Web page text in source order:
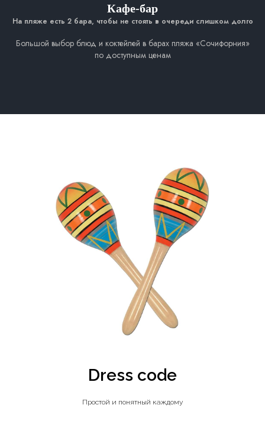
Кафе-бар
На пляже есть 2 бара, чтобы не стоять в очереди слишком долго
Большой выбор блюд и коктейлей в барах пляжа «Сочифорния»
по доступным ценам
Dress code
Простой и понятный каждому